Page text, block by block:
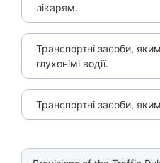
лікарям.
Транспортні засоби,
глухонімі водії.
Транспортні засоби,